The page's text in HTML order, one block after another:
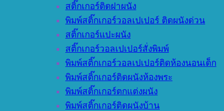
สติ๊กเกอร์ติดฝาผนัง
พิมพ์สติ๊กเกอร์วอลเปเปอร์ ติดผนังด่วน
สติ๊กเกอร์แปะผนัง
สติ๊กเกอร์วอลเปเปอร์สั่งพิมพ์
พิมพ์สติ๊กเกอร์วอลเปเปอร์ติดห้องนอนเด็ก
พิมพ์สติ๊กเกอร์ติดผนังห้องพระ
พิมพ์สติ๊กเกอร์ตกแต่งผนัง
พิมพ์สติ๊กเกอร์ติดผนังบ้าน